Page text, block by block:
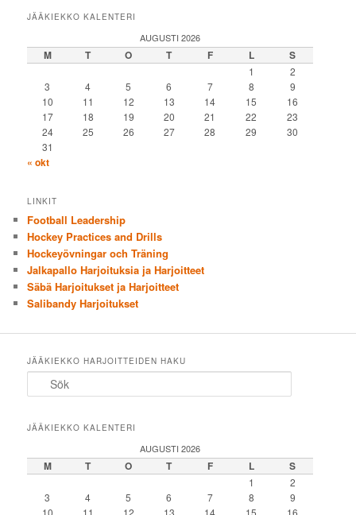
JÄÄKIEKKO KALENTERI
AUGUSTI 2026
M T O T F L S
1
2
3
4 5 6 7 8
9
10
11 12 13 14 15
16
17
18 19 20 21 22
23
24
25 26 27 28 29
30
31
« okt
LINKIT
Football Leadership
Hockey Practices and Drills
Hockeyövningar och Träning
Jalkapallo Harjoituksia ja Harjoitteet
Säbä Harjoitukset ja Harjoitteet
Salibandy Harjoitukset
JÄÄKIEKKO HARJOITTEIDEN HAKU
JÄÄKIEKKO KALENTERI
AUGUSTI 2026
M T O T F L S
1
2
3
4 5 6 7 8
9